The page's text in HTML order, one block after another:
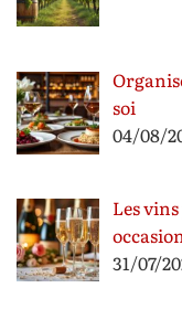
soi
04/08/
Les
31/07/